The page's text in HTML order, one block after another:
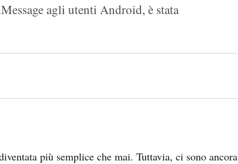
agli utenti Android, è stata
più semplice che mai. Tuttavia, ci sono ancora